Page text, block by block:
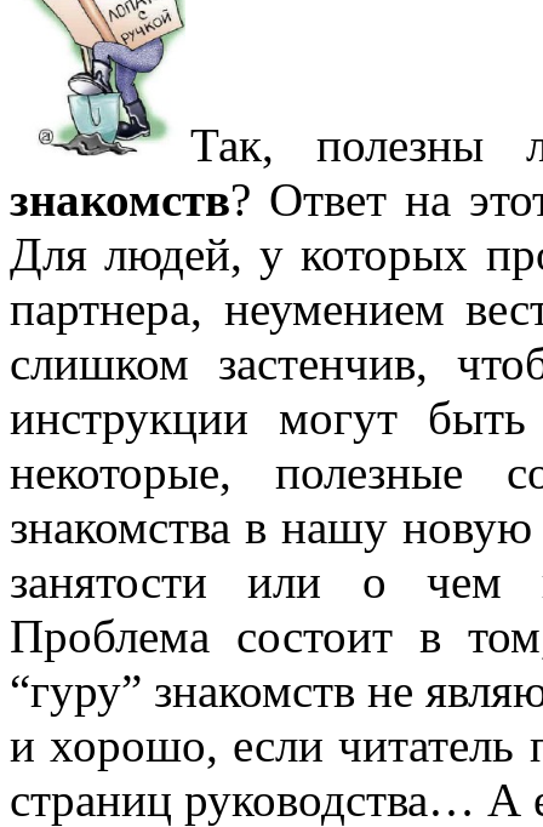
Так,
знакомств? Ответ на
Для людей, у которых
партнера, неумением
слишком застенчив,
инструкции могут
некоторые, полезные
знакомства в нашу
занятости или о чем
Проблема состоит в
“гуру” знакомств не
и хорошо, если читатель
страниц руководства… А